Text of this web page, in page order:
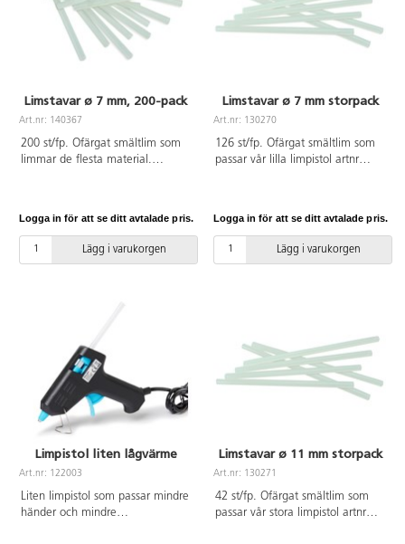
Limstavar ø 7 mm, 200-pack
Art.nr: 140367
200 st/fp. Ofärgat smältlim som
limmar de flesta material.
vuxen. Mått: ø 7 mm. Längd
Logga in för att se ditt avtalade pris.
Lägg i varukorgen
Limstavar ø 7 mm storpack
Art.nr: 130270
126 st/fp. Ofärgat smältlim som
passar vår lilla limpistol artnr
från 6 år och alltid under vuxens
överinseende. ø 7 mm. Längd
Logga in för att se ditt avtalade pris.
Lägg i varukorgen
Limpistol liten lågvärme
Art.nr: 122003
Liten limpistol som passar mindre
händer och mindre
Limstavar ø 11 mm storpack
Art.nr: 130271
42 st/fp. Ofärgat smältlim som
passar vår stora limpistol artnr